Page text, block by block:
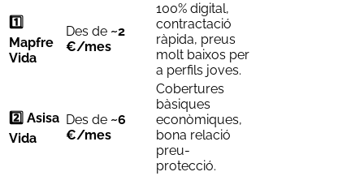
1️⃣
Mapfre
Vida
Des de ~2
€/mes
100% digital,
contractació
ràpida, preus
molt baixos per
a perfils joves.
2️⃣ Asisa
Vida
Des de ~6
€/mes
Cobertures
bàsiques
econòmiques,
bona relació
preu-
protecció.